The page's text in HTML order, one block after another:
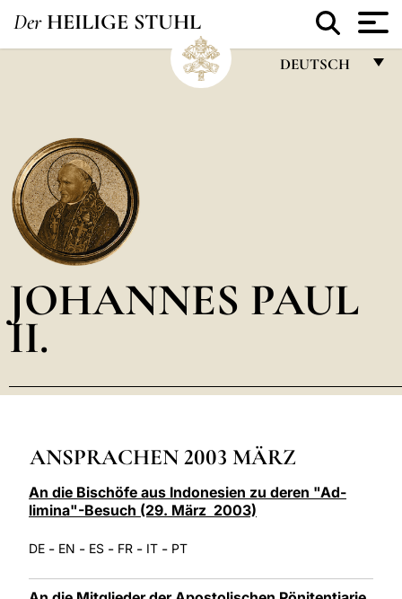
Der HEILIGE STUHL
DEUTSCH
POLSKI
JOHANNES PAUL
II.
ANSPRACHEN 2003 MÄRZ
An die Bischöfe aus Indonesien zu deren "Ad-
limina"-Besuch (29. März 2003)
DE - EN - ES - FR - IT - PT